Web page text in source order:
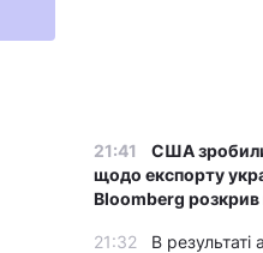
21:41
США
щодо експорту
Bloomberg
21:32
В